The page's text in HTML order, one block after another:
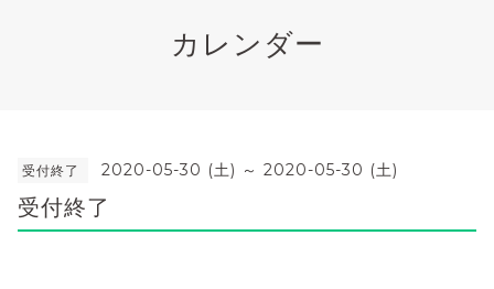
カレンダー
受付終了 2020-05-30 (土) ～ 2020-05-30 (土)
受付終了